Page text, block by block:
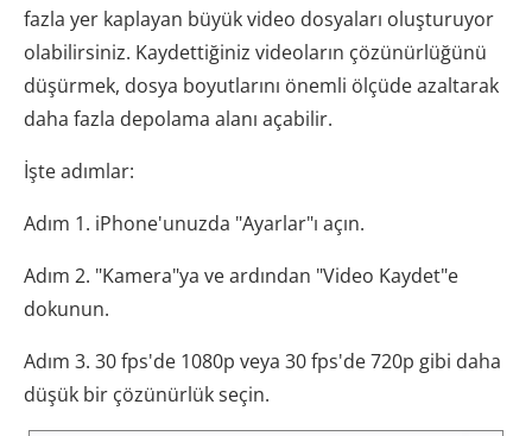
fazla yer kaplayan büyük video dosyaları oluşturuyor
olabilirsiniz. Kaydettiğiniz videoların çözünürlüğünü
düşürmek, dosya boyutlarını önemli ölçüde azaltarak
daha fazla depolama alanı açabilir.
İşte adımlar:
Adım 1. iPhone'unuzda "Ayarlar"ı açın.
Adım 2. "Kamera"ya ve ardından "Video Kaydet"e
dokunun.
Adım 3. 30 fps'de 1080p veya 30 fps'de 720p gibi daha
düşük bir çözünürlük seçin.